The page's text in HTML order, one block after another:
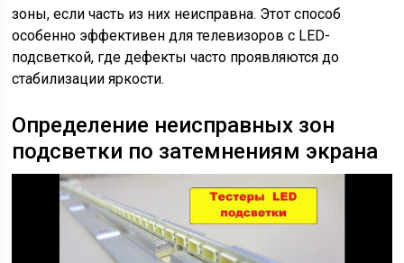
зоны, если часть из них неисправна. Этот способ
особенно эффективен для телевизоров с LED-
подсветкой, где дефекты часто проявляются до
стабилизации яркости.
Определение неисправных зон
подсветки по затемнениям экрана